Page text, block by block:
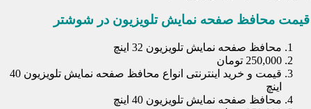
قیمت محافظ صفحه نمایش تلویزیون در شوشتر
محافظ صفحه نمایش تلویزیون 32 اینچ
250,000 تومان
قیمت و خرید اینترنتی انواع محافظ صفحه نمایش تلویزیون 40
اینچ
محافظ صفحه نمایش تلویزیون 40 اینچ